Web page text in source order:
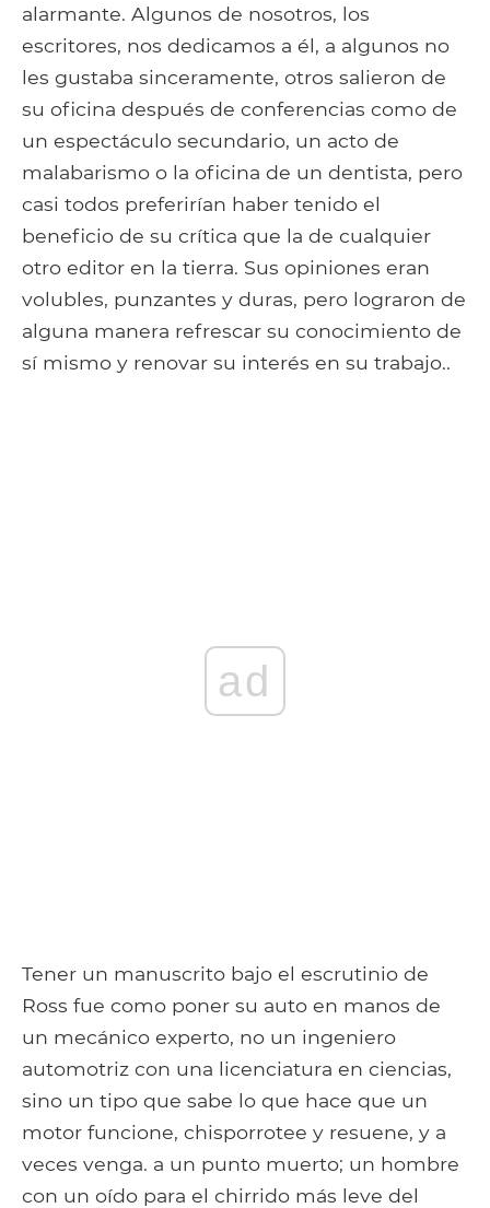
alarmante. Algunos de nosotros, los
escritores, nos dedicamos a él, a algunos no
les gustaba sinceramente, otros salieron de
su oficina después de conferencias como de
un espectáculo secundario, un acto de
malabarismo o la oficina de un dentista, pero
casi todos preferirían haber tenido el
beneficio de su crítica que la de cualquier
otro editor en la tierra. Sus opiniones eran
volubles, punzantes y duras, pero lograron de
alguna manera refrescar su conocimiento de
sí mismo y renovar su interés en su trabajo..
ad
Tener un manuscrito bajo el escrutinio de
Ross fue como poner su auto en manos de
un mecánico experto, no un ingeniero
automotriz con una licenciatura en ciencias,
sino un tipo que sabe lo que hace que un
motor funcione, chisporrotee y resuene, y a
veces venga. a un punto muerto; un hombre
con un oído para el chirrido más leve del